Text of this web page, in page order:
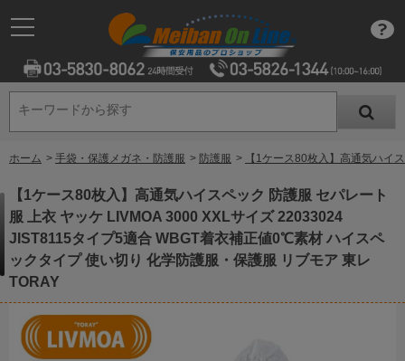
キーワードから探す
キーワードから探す
ホーム > 手袋・保護メガネ・防護服 > 防護服 > 【1ケース80枚入】高通気ハイ
【1ケース80枚入】高通気ハイスペック 防護服 セパレート
服 上衣 ヤッケ LIVMOA 3000 XXLサイズ 22033024
JIST8115タイプ5適合 WBGT着衣補正値0℃素材 ハイスペ
ックタイプ 使い切り 化学防護服・保護服 リブモア 東レ
TORAY